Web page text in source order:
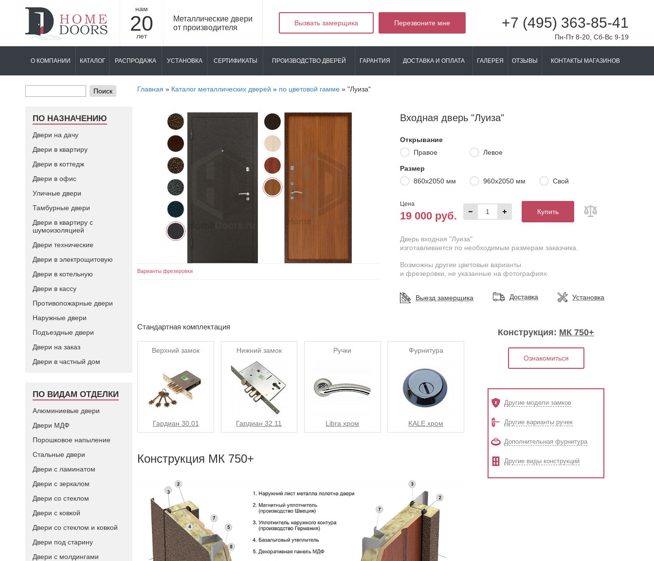
нам
20
лет
Металлические двери
от производителя
Вызвать замерщика Перезвоните мне +7 (495) 363-85-41
Пн-Пт 8-20, Сб-Вс 9-19
О КОМПАНИИ КАТАЛОГ РАСПРОДАЖА УСТАНОВКА СЕРТИФИКАТЫ ПРОИЗВОДСТВО ДВЕРЕЙ ГАРАНТИЯ ДОСТАВКА И ОПЛАТА ГАЛЕРЕЯ ОТЗЫВЫ КОНТАКТЫ МАГАЗИНОВ
Поиск
ПО НАЗНАЧЕНИЮ
Двери на дачу
Двери в квартиру
Двери в коттедж
Двери в офис
Уличные двери
Тамбурные двери
Двери в квартиру с
шумоизоляцией
Двери технические
Двери в электрощитовую
Двери в котельную
Двери в кассу
Противопожарные двери
Наружные двери
Подъездные двери
Двери на заказ
Двери в частный дом
ПО ВИДАМ ОТДЕЛКИ
Алюминиевые двери
Двери МДФ
Порошковое напыление
Стальные двери
Двери с ламинатом
Двери с зеркалом
Двери со стеклом
Двери с ковкой
Двери со стеклом и ковкой
Двери под старину
Двери с молдингами
Главная » Каталог металлических дверей » по цветовой гамме » "Луиза"
Варианты фрезеровки
Входная дверь "Луиза"
Открывание
Правое
Левое
Размер
860х2050 мм
960х2050 мм Свой
Цена
19 000 руб. Купить
Дверь входная "Луиза"
изготавливается по необходимым размерам заказчика.
Возможны другие цветовые варианты
и фрезеровки, не указанные на фотографиях
Выезд замерщика Доставка Установка
Стандартная комплектация
Верхний замок
Гардиан 30.01
Нижний замок
Гардиан 32.11
Ручки
Libra хром
Фурнитура
KALE хром
Конструкция МК 750+
Конструкция: МК 750+
Ознакомиться
Другие модели замков
Другие варианты ручек
Дополнительная фурнитура
Другие виды конструкций